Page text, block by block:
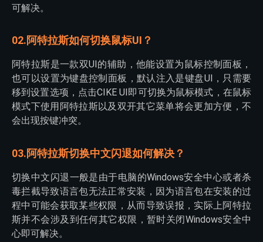
可解决。
02.阿特拉斯如何切换鼠标UI？
阿特拉斯是一款双UI的辅助，他能设置为鼠标控制面板，
也可以设置为键盘控制面板，默认注入是键盘UI，只需要
移到设置选项，点击CIKE UI即可切换为鼠标模式，在鼠标
模式下使用阿特拉斯以及双开其它菜单将会更加方便，不
会出现按键冲突。
03.阿特拉斯切换中文闪退如何解决？
切换中文闪退一般是由于电脑的Windows安全中心或者杀
毒拦截导致语言包无法正常安装，因为语言包在安装的过
程中可能会获取某些权限，从而导致误报，实际上阿特拉
斯并不会涉及到任何其它权限，暂时关闭Windows安全中
心即可解决。